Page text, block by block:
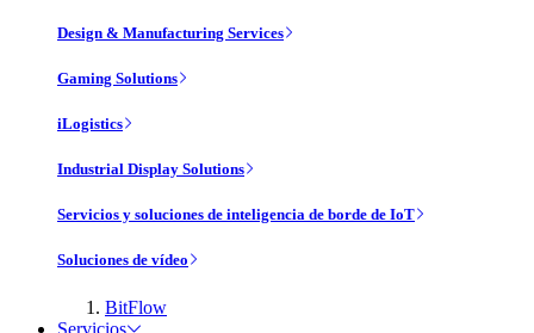
Design & Manufacturing Services
Gaming Solutions
iLogistics
Industrial Display Solutions
Servicios y soluciones de inteligencia de borde de IoT
Soluciones de vídeo
BitFlow
Servicios